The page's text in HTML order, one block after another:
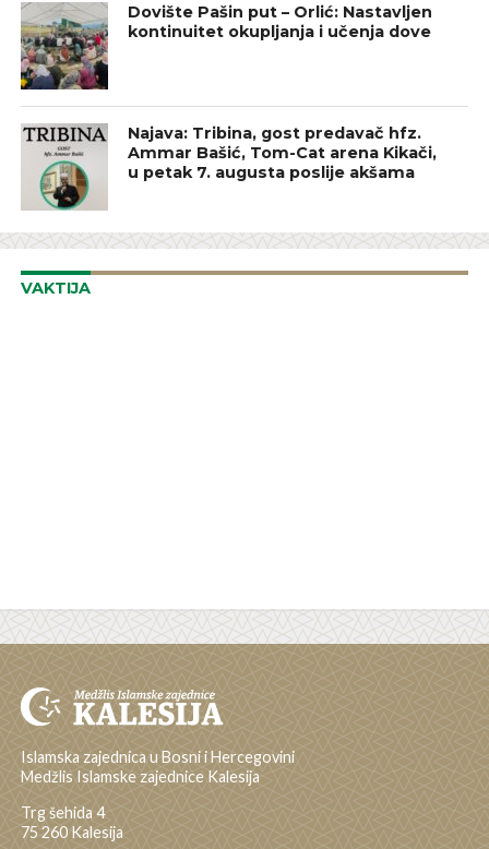
Dovište Pašin put – Orlić: Nastavljen
kontinuitet okupljanja i učenja dove
Najava: Tribina, gost predavač hfz.
Ammar Bašić, Tom-Cat arena Kikači,
u petak 7. augusta poslije akšama
VAKTIJA
Islamska zajednica u Bosni i Hercegovini
Medžlis Islamske zajednice Kalesija
Trg šehida 4
75 260 Kalesija